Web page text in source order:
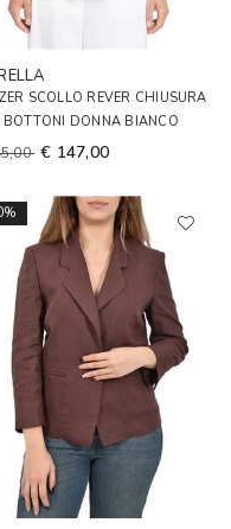
SCOLLO REVER CHIUSURA
BOTTONI DONNA BIANCO
€ 147,00